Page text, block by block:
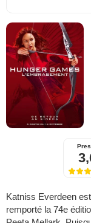
Katniss Everdeen
remporté la 74e